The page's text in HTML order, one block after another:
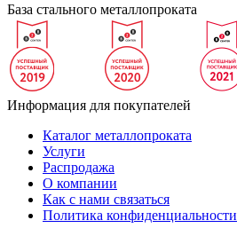
База стального металлопроката
Информация для покупателей
Каталог металлопроката
Услуги
Распродажа
О компании
Как с нами связаться
Политика конфиденциальности